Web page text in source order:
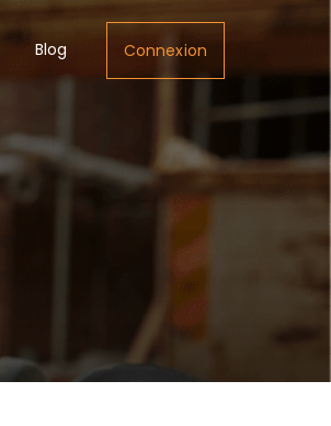
Blog Connexion